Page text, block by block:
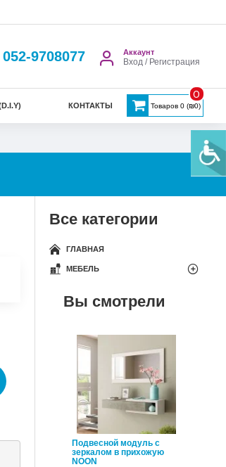
9708077 Аккаунт
Вход / Регистрация
КОНТАКТЫ Товаров 0 (₪0)
0
Все категории
ГЛАВНАЯ
МЕБЕЛЬ
Вы смотрели
Подвесной модуль с
зеркалом в прихожую
NOON